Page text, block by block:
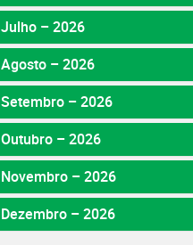
Julho – 2026
Agosto – 2026
Setembro – 2026
Outubro – 2026
Novembro – 2026
Dezembro – 2026